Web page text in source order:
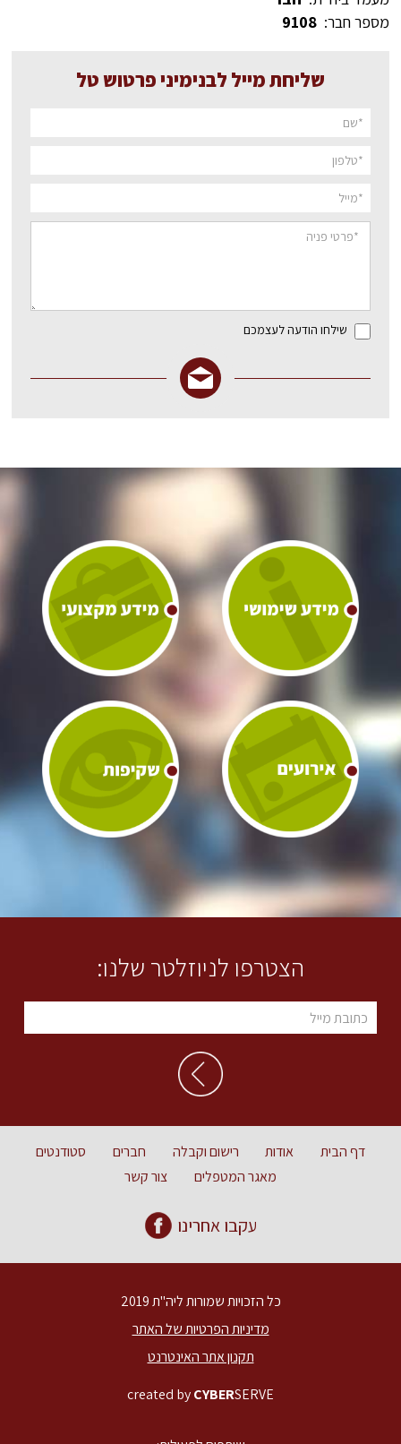
מספר חבר: 9108
שליחת מייל לבנימיני פרטוש טל
שילחו הודעה לעצמכם
הצטרפו לניוזלטר שלנו:
דף הבית אודות רישום וקבלה חברים
סטודנטים
מאגר המטפלים
צור קשר
עקבו אחרינו
כל הזכויות שמורות ליה"ת 2019
מדיניות הפרטיות של האתר
תקנון אתר האינטרנט
created byCYBERSERVE